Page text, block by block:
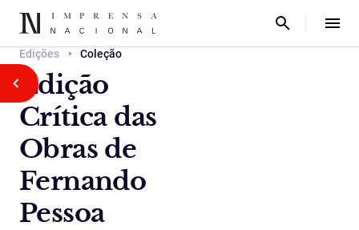
Edições Coleção
Edição
Crítica das
Obras de
Fernando
Pessoa